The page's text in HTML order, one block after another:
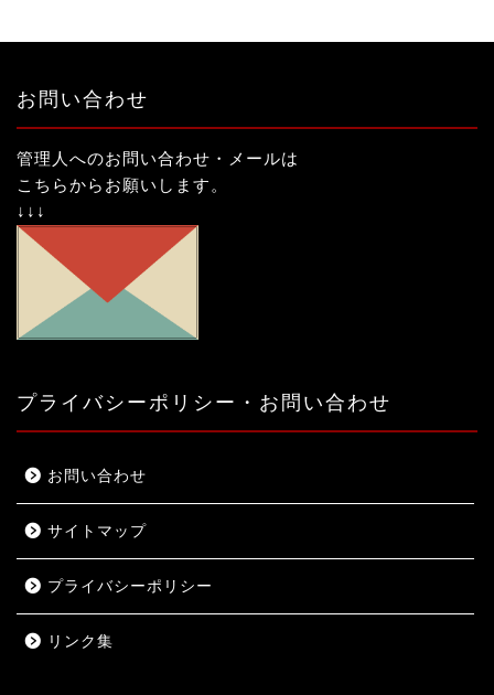
お問い合わせ
管理人へのお問い合わせ・メールは
こちらからお願いします。
↓↓↓
プライバシーポリシー・お問い合わせ
お問い合わせ
サイトマップ
プライバシーポリシー
リンク集